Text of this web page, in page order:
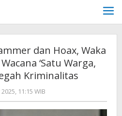
dan Hoax, Waka
‘Satu Warga,
Kriminalitas
11:15 WIB
Adi
Prawiranegara